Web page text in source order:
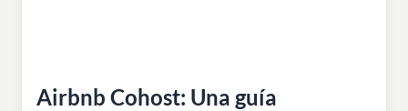
Airbnb Cohost: Una guía